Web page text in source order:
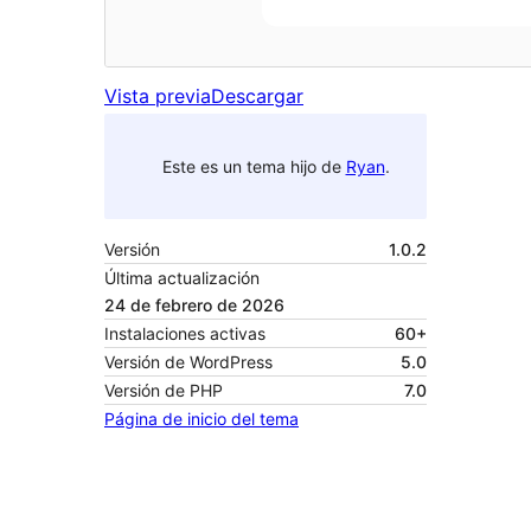
Vista previaDescargar
Este es un tema hijo de Ryan.
Versión
1.0.2
Última actualización
24 de febrero de 2026
Instalaciones activas
60+
Versión de WordPress
5.0
Versión de PHP
7.0
Página de inicio del tema